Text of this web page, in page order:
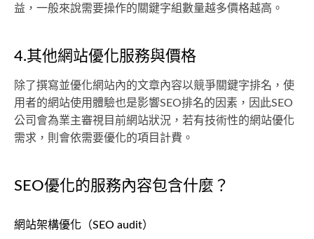
益，一般來說需要操作的關鍵字組數量越多價格越高。
4.其他網站優化服務與價格
除了撰寫並優化網站內的文章內容以競爭關鍵字排名，使
用者的網站使用體驗也是影響SEO排名的因素，因此SEO
公司會為業主審視目前網站狀況，若有技術性的網站優化
需求，則會依需要優化的項目計費。
SEO優化的服務內容包含什麼？
網站架構優化（SEO audit）